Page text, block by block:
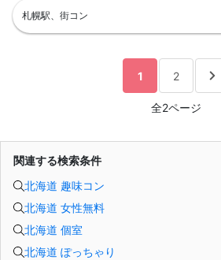
1. ２名様以上でのご参加は必ず同性同士でお申し込みく
2. 服装の指定はございません。多くのお客様はカジュ
れています。
なりますが、当日に参加者のキャンセルで比率が崩れ
回った場合、一切返金などの保証はいたしませんので
4. イベントページ内の「お申し込み状況」等はキャン
数、男女比率と異なる可能性がございます。
5. 当日は店舗の外ではなく店舗内で受付いたします。
7. 当日は年齢確認のできる身分証をお持ちください。
ことが発覚した場合、参加費を全額徴収し返金はいたし
8. 15分以上の遅刻はキャンセルとみなす可能性があり
10. イベント中止に伴うユーザーへの返金額は、チケッ
泊費、通信費等の返金は行いません。
11. 領収書の発行はいたしかねます。
お申し込みが完了した時点で上記すべての事項に同意
8/23(日)20-39アニメ好きコン札幌
札幌駅、街コン
1 2
全2ページ
関連する検索条件
北海道 趣味コン
北海道 女性無料
北海道 個室
北海道 ぽっちゃり